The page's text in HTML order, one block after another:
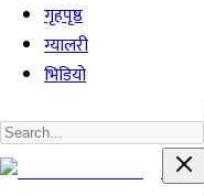
गृहपृष्ठ
ग्यालरी
भिडियो